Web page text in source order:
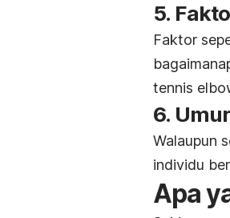
5.
Faktor
tennis
6. Umur
Walaupun
individu
Apa